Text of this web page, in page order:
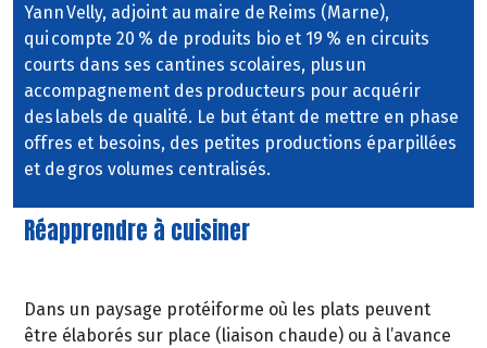
Yann Velly, adjoint au maire de Reims (Marne),
qui compte 20 % de produits bio et 19 % en circuits
courts dans ses cantines scolaires, plus un
accompagnement des producteurs pour acquérir
des labels de qualité. Le but étant de mettre en phase
offres et besoins, des petites productions éparpillées
et de gros volumes centralisés.
Réapprendre à cuisiner
Dans un paysage protéiforme où les plats peuvent
être élaborés sur place (liaison chaude) ou à l’avance